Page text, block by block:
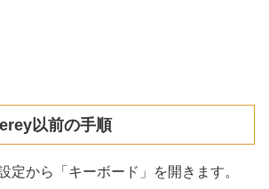
以前の手順
定から「キーボード」を開きます。